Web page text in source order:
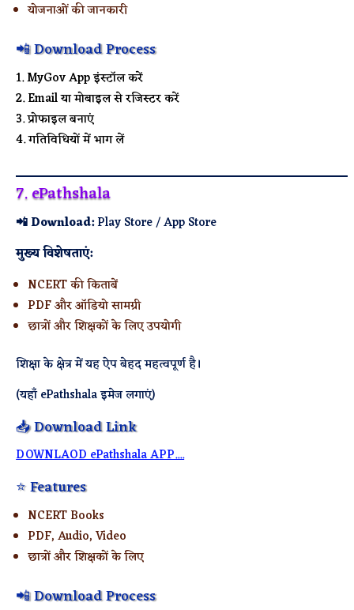
योजनाओं की जानकारी
📲 Download Process
MyGov App इंस्टॉल करें
Email या मोबाइल से रजिस्टर करें
प्रोफाइल बनाएं
गतिविधियों में भाग लें
7. ePathshala
📲 Download:Play Store / App Store
मुख्य विशेषताएं:
NCERT की किताबें
PDF और ऑडियो सामग्री
छात्रों और शिक्षकों के लिए उपयोगी
शिक्षा के क्षेत्र में यह ऐप बेहद महत्वपूर्ण है।
(यहाँ ePathshala इमेज लगाएं)
📥 Download Link
DOWNLAOD ePathshala APP....
⭐ Features
NCERT Books
PDF, Audio, Video
छात्रों और शिक्षकों के लिए
📲 Download Process